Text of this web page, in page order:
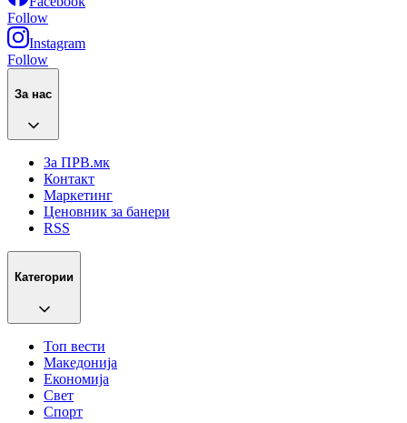
Follow
Instagram
Follow
За нас
За ПРВ.мк
Контакт
Маркетинг
Ценовник за банери
RSS
Категории
Топ вести
Македонија
Економија
Свет
Спорт